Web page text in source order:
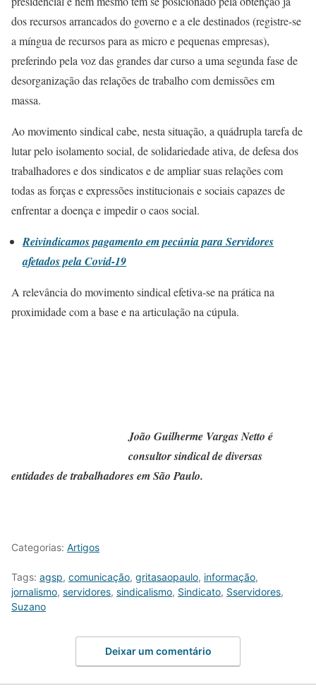
dos recursos arrancados do governo e a ele destinados (registre-se
a míngua de recursos para as micro e pequenas empresas),
preferindo pela voz das grandes dar curso a uma segunda fase de
desorganização das relações de trabalho com demissões em
massa.
Ao movimento sindical cabe, nesta situação, a quádrupla tarefa de
lutar pelo isolamento social, de solidariedade ativa, de defesa dos
trabalhadores e dos sindicatos e de ampliar suas relações com
todas as forças e expressões institucionais e sociais capazes de
enfrentar a doença e impedir o caos social.
Reivindicamos pagamento em pecúnia para Servidores
afetados pela Covid-19
A relevância do movimento sindical efetiva-se na prática na
proximidade com a base e na articulação na cúpula.
João Guilherme Vargas Netto é
consultor sindical de diversas
entidades de trabalhadores em São Paulo.
Categorias: Artigos
Tags: agsp, comunicação, gritasaopaulo, informação,
jornalismo, servidores, sindicalismo, Sindicato, Sservidores,
Suzano
Deixar um comentário